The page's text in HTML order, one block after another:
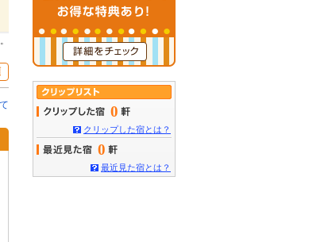
0
クリップした宿とは？
0
最近見た宿とは？